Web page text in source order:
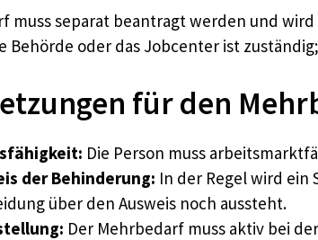
muss separat beantragt werden und
Behörde oder das Jobcenter ist
für den
Die Person muss
der Behinderung: In der Regel wird
über den Ausweis noch aussteht.
Der Mehrbedarf muss aktiv bei